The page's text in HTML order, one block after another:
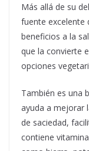
Más allá de su
fuente excelente
beneficios a la
que la convierte
opciones
También es una
ayuda a mejorar
de saciedad,
contiene